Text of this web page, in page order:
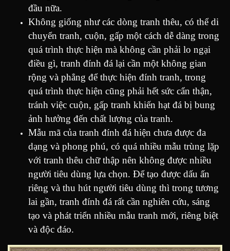
đầu nữa.
Không giống như các dòng tranh thêu, có thể di
chuyển tranh, cuộn, gấp một cách dễ dàng trong
quá trình thực hiện mà không cần phải lo ngại
điều gì, tranh đính đá lại cần một không gian
rộng và phẳng để thực hiện đính tranh, trong
quá trình thực hiện cũng phải hết sức cẩn thận,
tránh việc cuộn, gấp tranh khiến hạt đá bị bung
ảnh hưởng đến chất lượng của tranh.
Mẫu mã của tranh đính đá hiện chưa được đa
dạng và phong phú, có quá nhiều mẫu trùng lặp
với tranh thêu chữ thập nên không được nhiều
người tiêu dùng lựa chọn. Để tạo được dấu ấn
riêng và thu hút người tiêu dùng thì trong tương
lai gần, tranh đính đá rất cần nghiên cứu, sáng
tạo và phát triển nhiều mẫu tranh mới, riêng biệt
và độc đáo.